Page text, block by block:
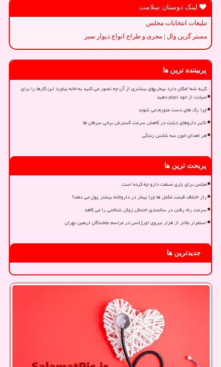
لینک دوستان سلامت
تبلیغات انتخابات مجلس
مستر گرین وال | مجری و طراح انواع دیوار سبز
پربیننده ترین ها
گربه شما امکان دارد بیماریهای بیشتری از آن چه تصور می کنید به خانه بیاورد این کارها را برای
صیانت از خود انجام دهید
چرا رگ های دست متورم می شوند
تأثیر داروهای دیابت در کاهش سرعت گسترش برخی سرطان ها
هر اهدای خون سه شانس زندگی
پربحث ترین ها
مجلس برای یاری صنعت دارو چه کرده است
راز اختلاف قیمت مکمل ها چرا بیمار در داروخانه بیشتر پول می دهد؟
سرعت راه رفتن در سالمندی احتمال زوال شناختی را می کاهد
استقرار بالاتر از هزار نیروی اورژانس در مراسم جاماندگان اربعین تهران
جدیدترین ها